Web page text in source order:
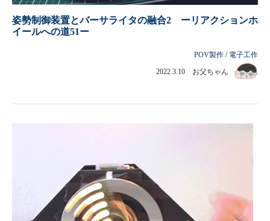
姿勢制御装置とバーサライタの融合2 ーリアクションホ
イールへの道51ー
POV製作 / 電子工作
2022.3.10 お父ちゃん